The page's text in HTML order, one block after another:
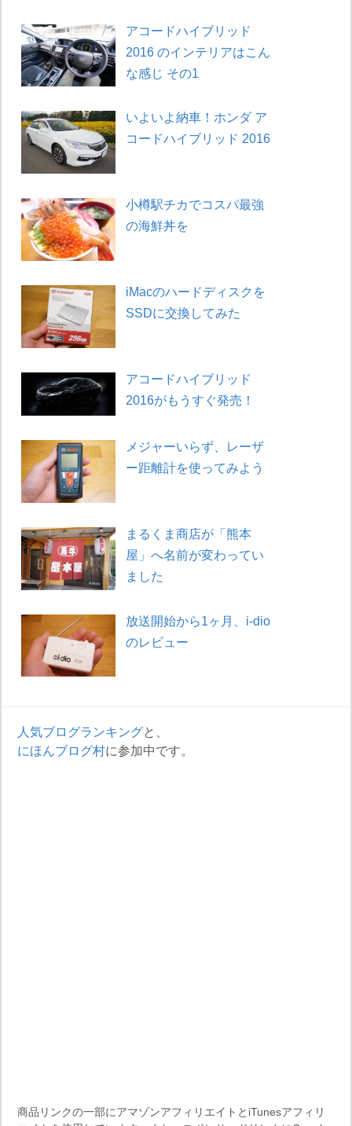
アコードハイブリッド
2016 のインテリアはこん
な感じ その1
いよいよ納車！ホンダ ア
コードハイブリッド 2016
小樽駅チカでコスパ最強
の海鮮丼を
iMacのハードディスクを
SSDに交換してみた
アコードハイブリッド
2016がもうすぐ発売！
メジャーいらず、レーザ
ー距離計を使ってみよう
まるくま商店が「熊本
屋」へ名前が変わってい
ました
放送開始から1ヶ月、i-dio
のレビュー
人気ブログランキングと、
にほんブログ村に参加中です。
商品リンクの一部にアマゾンアフィリエイトとiTunesアフィリ